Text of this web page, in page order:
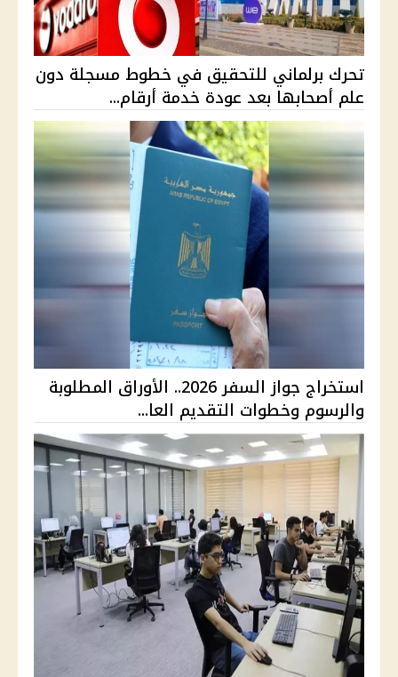
تحرك برلماني للتحقيق في خطوط مسجلة دون
علم أصحابها بعد عودة خدمة أرقام...
استخراج جواز السفر 2026.. الأوراق المطلوبة
والرسوم وخطوات التقديم العا...